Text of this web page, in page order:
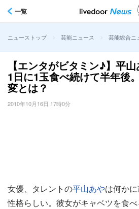
一覧
ニューストップ > 芸能ニュース > 芸能総合ニ
【エンタがビタミン♪】平
1日に1玉食べ続けて半年後
変とは？
2010年10月16日 17時0分
女優、タレントの平山あやは何か
性格らしい。彼女がキャベツを食